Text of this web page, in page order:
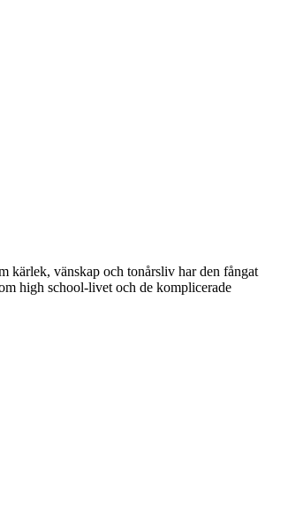
kärlek, vänskap och tonårsliv har den fångat
high school-livet och de komplicerade